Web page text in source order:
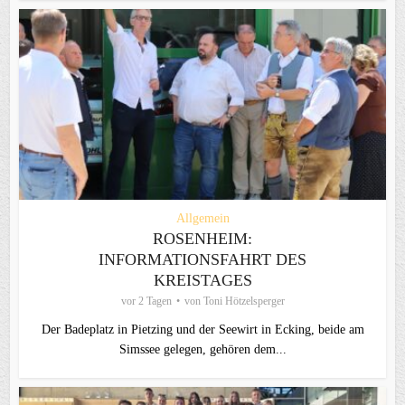
Allgemein
ROSENHEIM:
INFORMATIONSFAHRT DES
KREISTAGES
vor 2 Tagen von Toni Hötzelsperger
Der Badeplatz in Pietzing und der Seewirt in Ecking, beide am
Simssee gelegen, gehören dem...